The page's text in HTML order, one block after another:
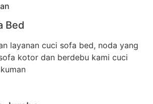
Bed
layanan cuci sofa bed, noda yang
kotor dan berdebu kami cuci